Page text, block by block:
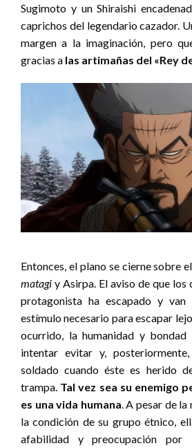
Sugimoto y un Shiraishi
caprichos del legendario cazador.
margen a la imaginación, pero
gracias a las artimañas del «Rey
Entonces, el plano se cierne sobre
matagi y Asirpa. El aviso de que
protagonista ha escapado y
estímulo necesario para escapar
ocurrido, la humanidad y
intentar evitar y,
soldado cuando éste es herido
trampa. Tal vez sea su enemigo
es una vida humana . A pesar de
la condición de su grupo étnico,
afabilidad y preocupación por